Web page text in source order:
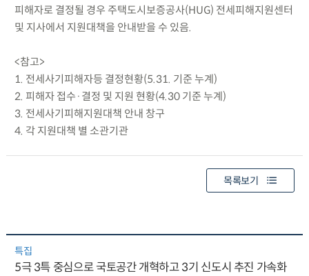
피해자로 결정될 경우 주택도시보증공사(HUG) 전세피해지원센터
및 지사에서 지원대책을 안내받을 수 있음.
<참고>
1. 전세사기피해자등 결정현황(5.31. 기준 누계)
2. 피해자 접수·결정 및 지원 현황(4.30 기준 누계)
3. 전세사기피해지원대책 안내 창구
4. 각 지원대책 별 소관기관
목록보기
특집
5극 3특 중심으로 국토공간 개혁하고 3기 신도시 추진 가속화